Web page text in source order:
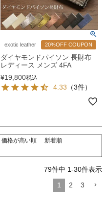
exotic leather 20%OFF COUPON
ダイヤモンドパイソン 長財布
レディース メンズ 4FA
¥19,800税込
4.33 （3件）
価格が高い順
新着順
79件中 1-30件表示
1
2 3